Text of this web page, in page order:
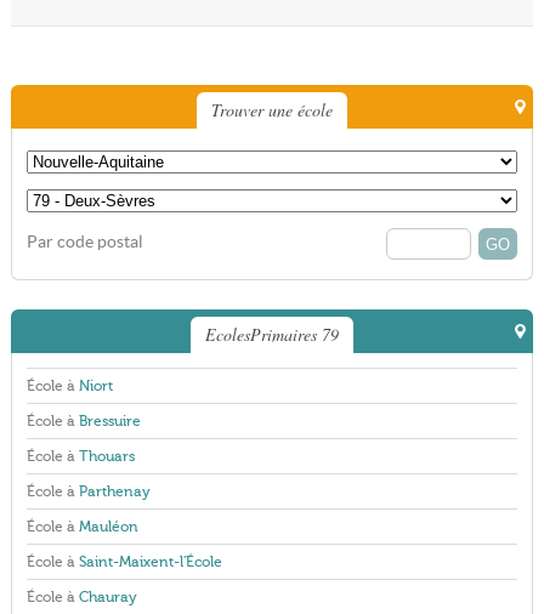
Trouver une école
Par code postal
EcolesPrimaires 79
École à Niort
École à Bressuire
École à Thouars
École à Parthenay
École à Mauléon
École à Saint-Maixent-l'École
École à Chauray